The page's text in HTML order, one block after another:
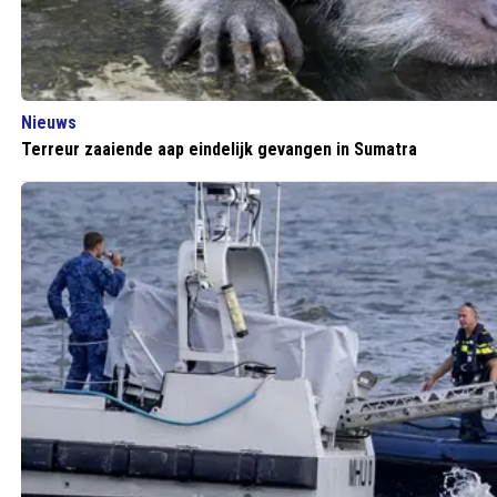
Nieuws
Terreur zaaiende aap eindelijk gevangen in Sumatra